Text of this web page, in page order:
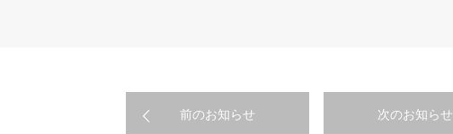
前のお知らせ 次のお知らせ